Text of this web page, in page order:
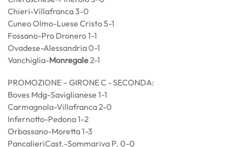
Chieri-Villafranca 3-0
Cuneo Olmo-Luese Cristo 5-1
Fossano-Pro Dronero 1-1
Ovadese-Alessandria 0-1
Vanchiglia-Monregale2-1
PROMOZIONE – GIRONE C - SECONDA:
Boves Mdg-Saviglianese 1-1
Carmagnola-Villafranca 2-0
Infernotto-Pedona 1-2
Orbassano-Moretta 1-3
PancalieriCast.-Sommariva P. 0-0